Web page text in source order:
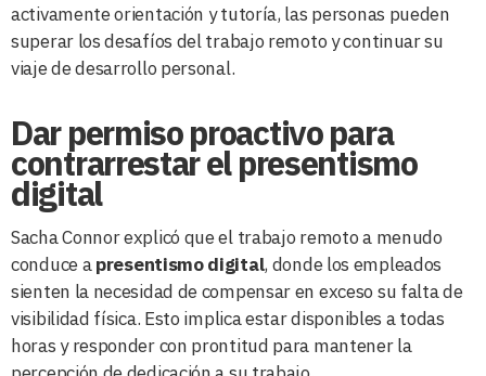
activamente orientación y tutoría, las personas pueden
superar los desafíos del trabajo remoto y continuar su
viaje de desarrollo personal.
Dar permiso proactivo para
contrarrestar el presentismo
digital
Sacha Connor explicó que el trabajo remoto a menudo
conduce apresentismo digital, donde los empleados
sienten la necesidad de compensar en exceso su falta de
visibilidad física. Esto implica estar disponibles a todas
horas y responder con prontitud para mantener la